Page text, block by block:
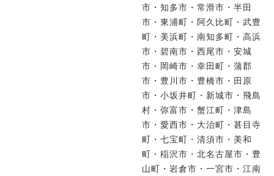
市・知多市・常滑市・半田
市・東浦町・阿久比町・武豊
町・美浜町・南知多町・高浜
市・碧南市・西尾市・安城
市・岡崎市・幸田町・蒲郡
市・豊川市・豊橋市・田原
市・小坂井町・新城市・飛島
村・弥富市・蟹江町・津島
市・愛西市・大治町・甚目寺
町・七宝町・清須市・美和
町・稲沢市・北名古屋市・豊
山町・岩倉市・一宮市・江南